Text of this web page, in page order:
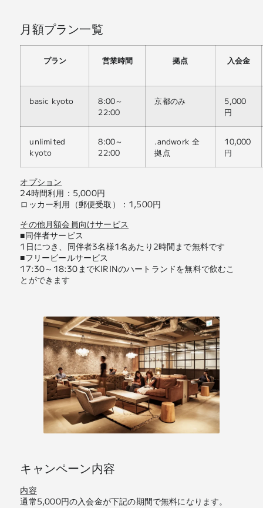
月額プラン一覧
プラン 営業時間 拠点 入会金
basic kyoto
8:00～
22:00
京都のみ
5,000
円
unlimited
kyoto
8:00～
22:00
.andwork 全
拠点
10,000
円
オプション
24時間利用：5,000円
ロッカー利用（郵便受取）：1,500円
その他月額会員向けサービス
■同伴者サービス
1日につき、同伴者3名様1名あたり2時間まで無料です
■フリービールサービス
17:30～18:30までKIRINのハートランドを無料で飲むこ
とができます
キャンペーン内容
内容
通常5,000円の入会金が下記の期間で無料になります。